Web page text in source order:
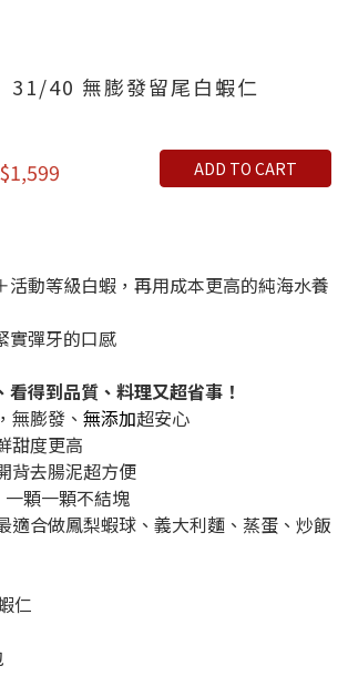
31/40 無膨發留尾白蝦仁
ADD TO CART
活動等級白蝦，再用成本更高的純海水養
實彈牙的口感
得到品質、料理又超省事！
無膨發、 無添加超安心
甜度更高
背去腸泥超方便
一顆一顆不結塊
適合做鳳梨蝦球、義大利麵、蒸蛋、炒飯
仁